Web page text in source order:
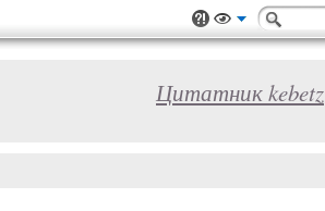
Цитатник kebetz